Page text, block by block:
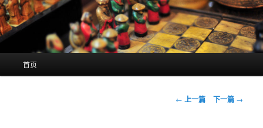
首页
文
← 上一篇 下一篇 →